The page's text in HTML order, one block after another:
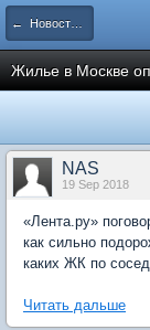
← Новости рынка недвижимости
Жилье в Москве
NAS
19 Sep 2018
«Лента.ру»
как сильно
каких ЖК по
Читать дальше